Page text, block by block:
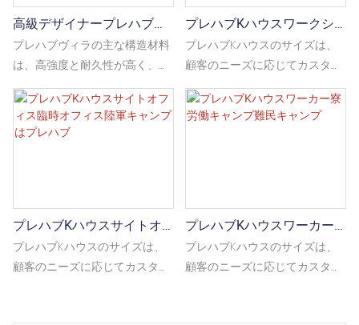
ており、中央には岩の羊毛やそ
の他の熱断熱材が満たされてお
り、優れた熱断熱材、防水性、
火災、湿気防止性能がありま
は、C字型の鋼柱、床梁、屋根
のパーリン、階段、廊下、ド
ており、中央には岩の羊毛やそ
の他の熱断熱材が満たされてお
り、優れた熱断熱材、防水性、
火災、湿気防止性能がありま
は、C字型の鋼柱、床梁、屋根
のパーリン、階段、廊下、ド
高級デザイナープレハブヴ
ィライージーアセンブリ
プレハブヴィラの主な構造材料
は、高強度と耐久性が高く、生
産プロセスで生成される廃棄物
が少なく、環境汚染が少なく、
リサイクルできる軽鋼構造フレ
他の畑で広く使用されています
プレハブKハウスワークシ
ョップホールの教室にプレ
ハブ
プレハブKハウスのサイズは、
顧客のニーズに応じてカスタマ
イズできますが、通常、標準化
された生産と輸送を促進するた
めに特定のモジュールに従いま
労働者の寮、倉庫に適していま
す。 また、一時的なショップ、
学校、病院、展示ホールなどで
も使用できます
プレハブKハウスサイトオ
フィス臨時オフィス陸軍キ
ャンプはプレハブ
プレハブKハウスのサイズは、
顧客のニーズに応じてカスタマ
プレハブKハウスワーカー
寮労働キャンプ難民キャン
プ
プレハブKハウスのサイズは、
顧客のニーズに応じてカスタマ